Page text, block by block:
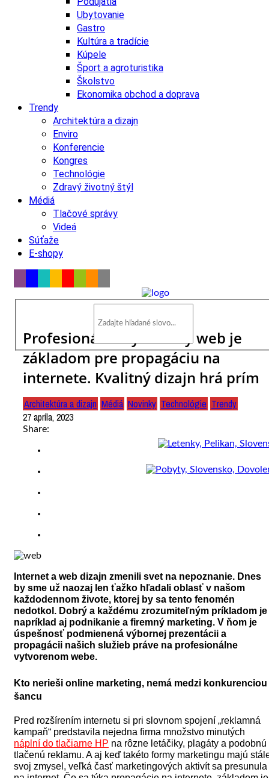
Ubytovanie
Gastro
Kultúra a tradície
Kúpele
Šport a agroturistika
Školstvo
Ekonomika obchod a doprava
Trendy
Architektúra a dizajn
Enviro
Konferencie
Kongres
Technológie
Zdravý životný štýl
Médiá
Tlačové správy
Videá
Súťaže
E-shopy
Profesionálne vytvorený web je
základom pre propagáciu na
internete. Kvalitný dizajn hrá prím
Architektúra a dizajn Médiá Novinky Technológie Trendy
27 apríla, 2023
Share:
Internet a web dizajn zmenili svet na nepoznanie. Dnes
by sme už naozaj len ťažko hľadali oblasť v našom
každodennom živote, ktorej by sa tento fenomén
nedotkol. Dobrý a každému zrozumiteľným príkladom je
napríklad aj podnikanie a firemný marketing. V ňom je
úspešnosť podmienená výbornej prezentácii a
propagácii našich služieb práve na profesionálne
vytvorenom webe.
Kto nerieši online marketing, nemá medzi konkurenciou
šancu
Pred rozšírením internetu si pri slovnom spojení „reklamná
kampaň“ predstavila nejedna firma množstvo minutých
náplní do tlačiarne HP na rôzne letáčiky, plagáty a podobnú
tlačenú reklamu. A aj keď takéto formy marketingu majú
svoj zmysel, veľká časť marketingových aktivít sa presunula